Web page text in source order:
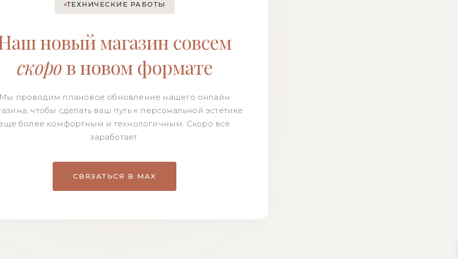
ТЕХНИЧЕСКИЕ РАБОТЫ
новый магазин совсем
скоров новом формате
проводим плановое обновление нашего онлайн
чтобы сделать ваш путь к персональной эстетике
более комфортным и технологичным. Скоро всё
заработает.
СВЯЗАТЬСЯ В MAX